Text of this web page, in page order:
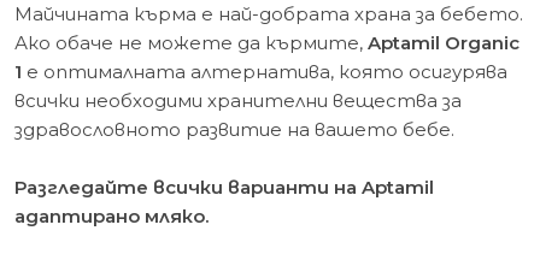
Майчината кърма е най-добрата храна за бебето.
Ако обаче не можете да кърмите, Aptamil Organic
1 е оптималната алтернатива, която осигурява
всички необходими хранителни вещества за
здравословното развитие на вашето бебе.
Разгледайте всички варианти на Aptamil
адаптирано мляко.